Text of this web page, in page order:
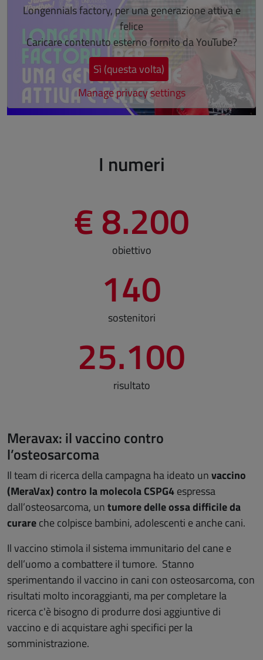
Longennials factory, per una generazione attiva e
felice
Caricare contenuto esterno fornito daYouTube?
Sì (questa volta)
Manage privacy settings
I numeri
€ 8.200
obiettivo
140
sostenitori
25.100
risultato
Meravax: il vaccino contro
l’osteosarcoma
Il team di ricerca della campagna ha ideato unvaccino
(MeraVax) contro la molecola CSPG4espressa
dall’osteosarcoma, untumore delle ossa difficile da
curareche colpisce bambini, adolescenti e anche cani.
Il vaccino stimola il sistema immunitario del cane e
dell’uomo a combattere il tumore. Stanno
sperimentando il vaccino in cani con osteosarcoma, con
risultati molto incoraggianti, ma per completare la
ricerca c'è bisogno di produrre dosi aggiuntive di
vaccino e di acquistare aghi specifici per la
somministrazione.